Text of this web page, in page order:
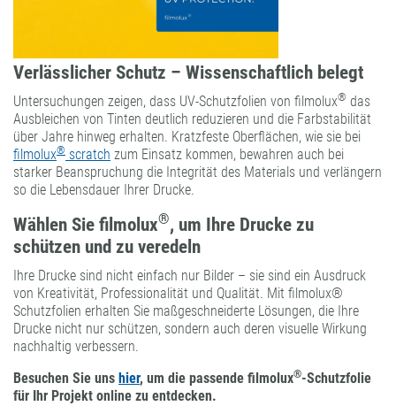
Verlässlicher Schutz – Wissenschaftlich belegt
Untersuchungen zeigen, dass UV-Schutzfolien von filmolux® das
Ausbleichen von Tinten deutlich reduzieren und die Farbstabilität
über Jahre hinweg erhalten. Kratzfeste Oberflächen, wie sie bei
filmolux® scratch zum Einsatz kommen, bewahren auch bei
starker Beanspruchung die Integrität des Materials und verlängern
so die Lebensdauer Ihrer Drucke.
Wählen Sie filmolux®, um Ihre Drucke zu
schützen und zu veredeln
Ihre Drucke sind nicht einfach nur Bilder – sie sind ein Ausdruck
von Kreativität, Professionalität und Qualität. Mit filmolux®
Schutzfolien erhalten Sie maßgeschneiderte Lösungen, die Ihre
Drucke nicht nur schützen, sondern auch deren visuelle Wirkung
nachhaltig verbessern.
Besuchen Sie uns hier, um die passende filmolux®-Schutzfolie
für Ihr Projekt online zu entdecken.